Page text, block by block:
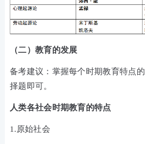
（二）教育的发展
备考建议：掌握每个时期教育特点的
择题即可。
人类各社会时期教育的特点
1.原始社会